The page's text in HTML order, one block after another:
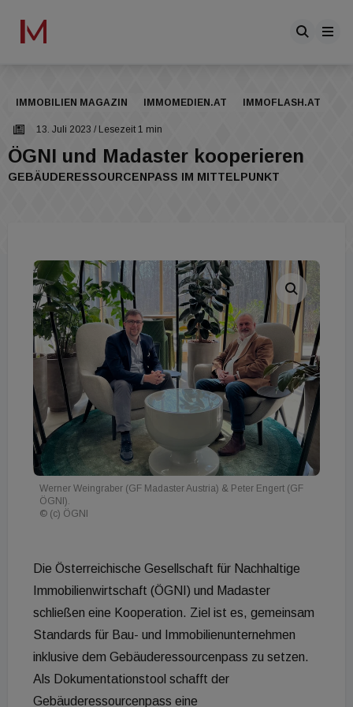
IMMOBILIEN MAGAZIN IMMOMEDIEN.AT IMMOFLASH.AT
13. Juli 2023 / Lesezeit 1 min
ÖGNI und Madaster kooperieren
GEBÄUDERESSOURCENPASS IM MITTELPUNKT
Werner Weingraber (GF Madaster Austria) & Peter Engert (GF
ÖGNI).
© (c) ÖGNI
Die Österreichische Gesellschaft für Nachhaltige
Immobilienwirtschaft (ÖGNI) und Madaster
schließen eine Kooperation. Ziel ist es, gemeinsam
Standards für Bau- und Immobilienunternehmen
inklusive dem Gebäuderessourcenpass zu setzen.
Als Dokumentationstool schafft der
Gebäuderessourcenpass eine